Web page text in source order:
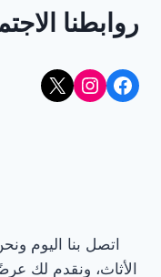
روابطنا
Facebook
Instagram
X
اتصل بنا اليوم
الأثاث، ونقدم لك